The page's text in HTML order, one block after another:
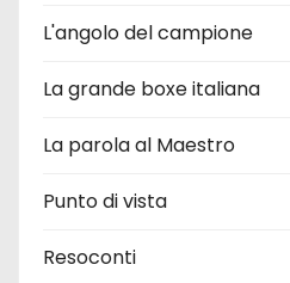
L'angolo del campione
La grande boxe italiana
La parola al Maestro
Punto di vista
Resoconti